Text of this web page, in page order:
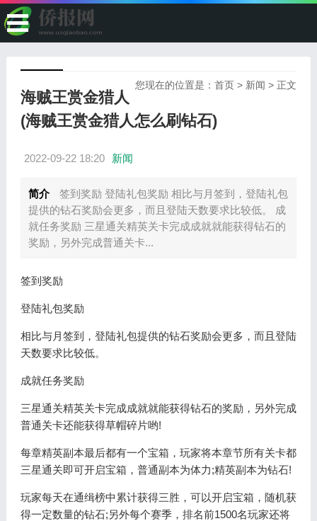
您现在的位置是：首页 > 新闻 > 正文
海贼王赏金猎人
(海贼王赏金猎人怎么刷钻石)
2022-09-22 18:20 新闻
简介
签到奖励 登陆礼包奖励 相比与月签到，登陆礼包
提供的钻石奖励会更多，而且登陆天数要求比较低。 成
就任务奖励 三星通关精英关卡完成成就就能获得钻石的
奖励，另外完成普通关卡...
签到奖励
登陆礼包奖励
相比与月签到，登陆礼包提供的钻石奖励会更多，而且登陆
天数要求比较低。
成就任务奖励
三星通关精英关卡完成成就就能获得钻石的奖励，另外完成
普通关卡还能获得草帽碎片哟!
每章精英副本最后都有一个宝箱，玩家将本章节所有关卡都
三星通关即可开启宝箱，普通副本为体力;精英副本为钻石!
玩家每天在通缉榜中累计获得三胜，可以开启宝箱，随机获
得一定数量的钻石;另外每个赛季，排名前1500名玩家还将